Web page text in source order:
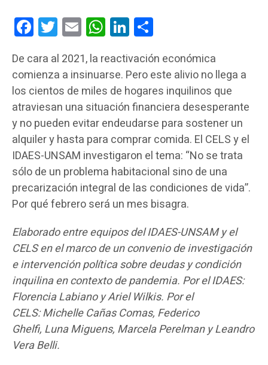
FacebookTwitterEmail WhatsAppLinkedIn
De cara al 2021, la reactivación económica
comienza a insinuarse. Pero este alivio no llega a
los cientos de miles de hogares inquilinos que
atraviesan una situación financiera desesperante
y no pueden evitar endeudarse para sostener un
alquiler y hasta para comprar comida. El CELS y el
IDAES-UNSAM investigaron el tema: “No se trata
sólo de un problema habitacional sino de una
precarización integral de las condiciones de vida”.
Por qué febrero será un mes bisagra.
Elaborado entre equipos del IDAES-UNSAM y el
CELS en el marco de un convenio de investigación
e intervención política sobre deudas y condición
inquilina en contexto de pandemia. Por el IDAES:
Florencia Labiano y Ariel Wilkis. Por el
CELS: Michelle Cañas Comas, Federico
Ghelfi, Luna Miguens, Marcela Perelman y Leandro
Vera Belli.